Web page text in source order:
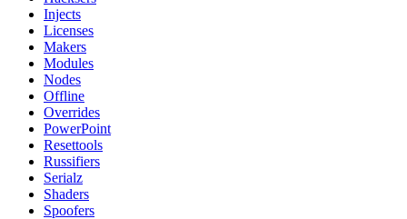
Injects
Licenses
Makers
Modules
Nodes
Offline
Overrides
PowerPoint
Resettools
Russifiers
Serialz
Shaders
Spoofers